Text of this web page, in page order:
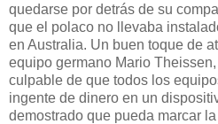
quedarse por detrás de su
que el polaco no llevaba
en Australia. Un buen toque de
equipo germano Mario
culpable de que todos los
ingente de dinero en un
demostrado que pueda marcar